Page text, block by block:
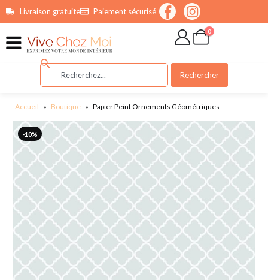
principalLivraison gratuite Paiement sécurisé
0
Rechercher
Accueil » Boutique » Papier Peint Ornements Géométriques
-10%